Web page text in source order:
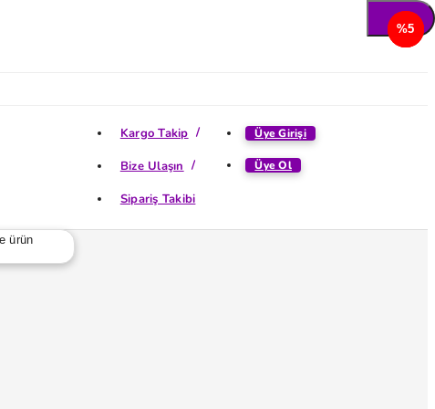
Üye Girişi
Üye Ol
Kargo Takip
Bize Ulaşın
Sipariş Takibi
ürün
%5
%5
%5
%5